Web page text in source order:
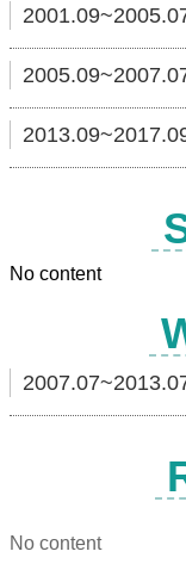
科，文学学士
学专业，文学硕
学专业，文学博
No content
国语学院，讲师
No content